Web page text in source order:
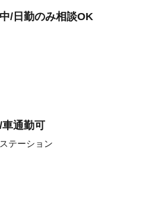
/日勤のみ相談OK
車通勤可
テーション